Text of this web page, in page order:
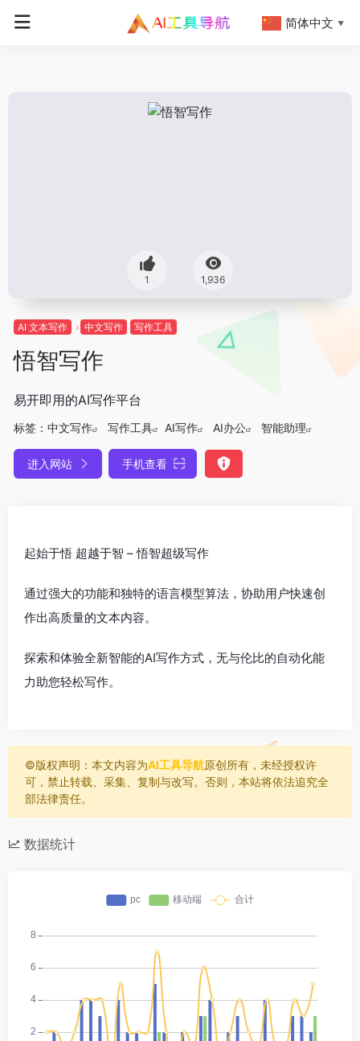
1 1,936
AI 文本写作 中文写作 写作工具
悟智写作
易开即用的AI写作平台
标签： 中文写作 写作工具 AI写作 AI办公 智能助理
进入网站 手机查看
起始于悟 超越于智 – 悟智超级写作
通过强大的功能和独特的语言模型算法，协助用户快速创
作出高质量的文本内容。
探索和体验全新智能的AI写作方式，无与伦比的自动化能
力助您轻松写作。
©️版权声明：本文内容为AI工具导航原创所有，未经授权许
可，禁止转载、采集、复制与改写。否则，本站将依法追究全
部法律责任。
数据统计
简体中文 ▼